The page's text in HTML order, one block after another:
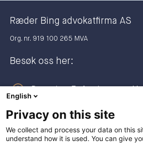
Ræder Bing advokatfirma AS
Org. nr. 919 100 265 MVA
Besøk oss her:
Postadresse:
English
Privacy on this site
We collect and process your data on this
understand how it is used. You can give